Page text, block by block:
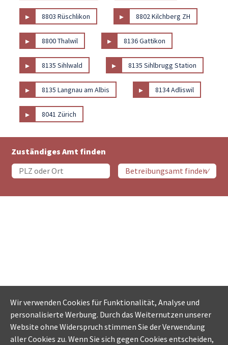
▸ 8803 Rüschlikon ▸ 8802 Kilchberg ZH
▸ 8800 Thalwil ▸ 8136 Gattikon
▸ 8135 Sihlwald ▸ 8135 Sihlbrugg Station
▸ 8135 Langnau am Albis ▸ 8134 Adliswil
▸ 8041 Zürich
Zuständiges Amt finden
Wir verwenden Cookies für Funktionalität, Analyse und
personalisierte Werbung. Durch das Weiternutzen unserer
Website ohne Widerspruch stimmen Sie der Verwendung
aller Cookies zu. Wenn Sie sich gegen Cookies entscheiden,